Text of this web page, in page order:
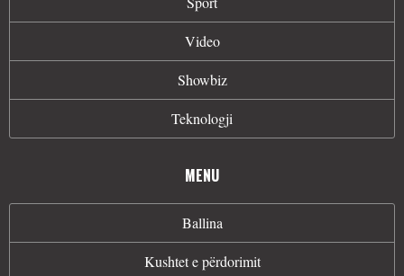
Video
Showbiz
Teknologji
MENU
Ballina
Kushtet e përdorimit